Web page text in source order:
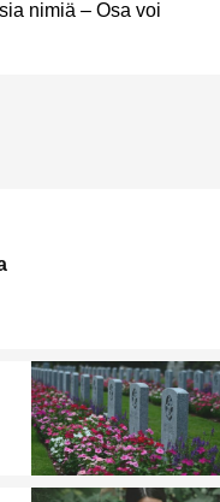
nimiä – Osa voi